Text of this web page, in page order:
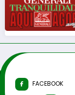
FACEBOOK